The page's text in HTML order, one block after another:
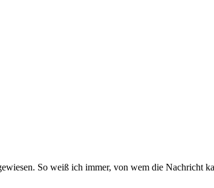
So weiß ich immer, von wem die Nachricht